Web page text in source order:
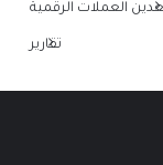
العملات الرقمية
تقارير